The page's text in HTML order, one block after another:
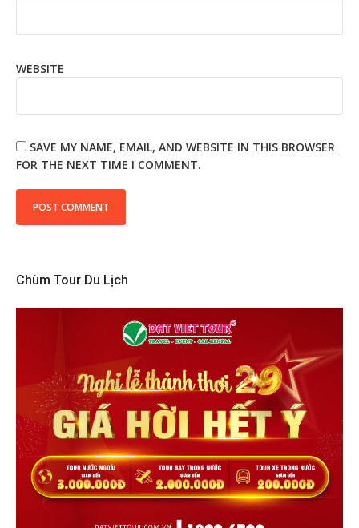
WEBSITE
SAVE MY NAME, EMAIL, AND WEBSITE IN THIS BROWSER
FOR THE NEXT TIME I COMMENT.
Chùm Tour Du Lịch